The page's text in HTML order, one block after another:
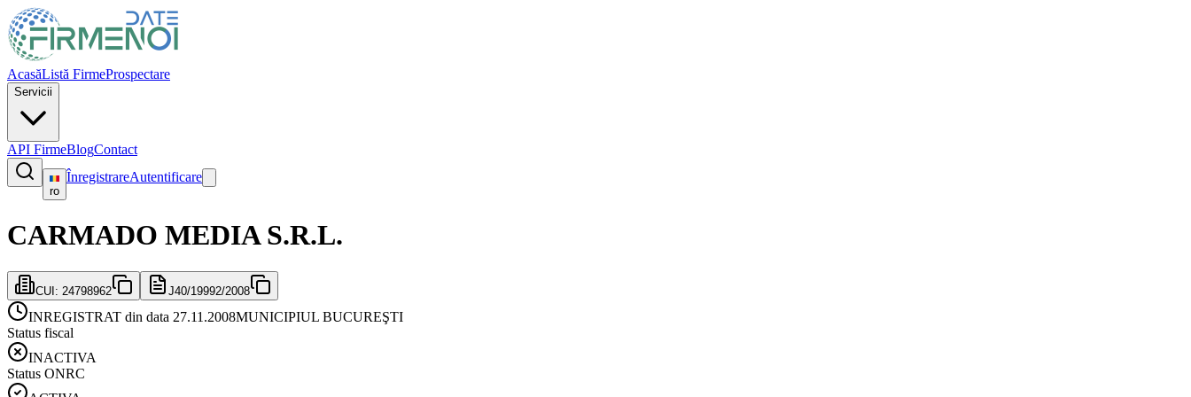
AcasăListă FirmeProspectare
Servicii
API FirmeBlogContact
ro
ÎnregistrareAutentificare
CARMADO MEDIA S.R.L.
CUI: 24798962 J40/19992/2008
INREGISTRAT din data 27.11.2008MUNICIPIUL BUCUREŞTI
Status fiscal
INACTIVA
Status ONRC